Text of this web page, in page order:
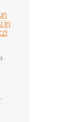
in